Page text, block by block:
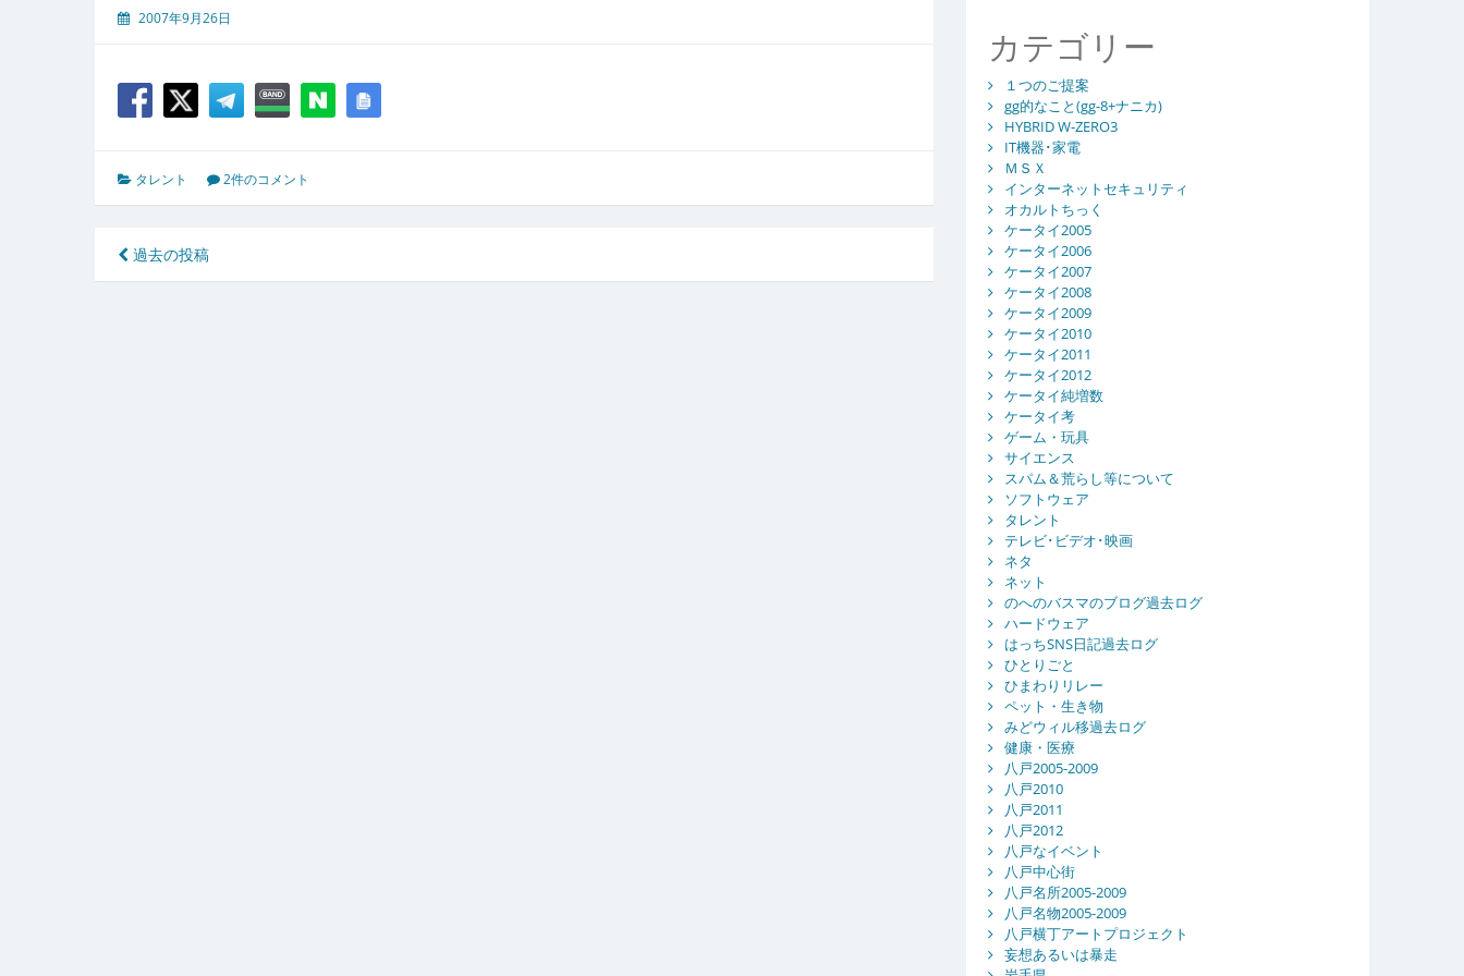
2007年9月26日
タレント 2件のコメント
投
稿
過去の投稿
カテゴリー
１つのご提案
gg的なこと(gg-8+ナニカ)
HYBRID W-ZERO3
IT機器･家電
ＭＳＸ
インターネットセキュリティ
オカルトちっく
ケータイ2005
ケータイ2006
ケータイ2007
ケータイ2008
ケータイ2009
ケータイ2010
ケータイ2011
ケータイ2012
ケータイ純増数
ケータイ考
ゲーム・玩具
サイエンス
スパム＆荒らし等について
ソフトウェア
タレント
テレビ･ビデオ･映画
ネタ
ネット
のへのバスマのブログ過去ログ
ハードウェア
はっちSNS日記過去ログ
ひとりごと
ひまわりリレー
ペット・生き物
みどウィル移過去ログ
健康・医療
八戸2005-2009
八戸2010
八戸2011
八戸2012
八戸なイベント
八戸中心街
八戸名所2005-2009
八戸名物2005-2009
八戸横丁アートプロジェクト
妄想あるいは暴走